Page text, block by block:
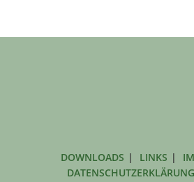
DOWNLOADS LINKS
DATENSCHUTZERKLÄRUNG